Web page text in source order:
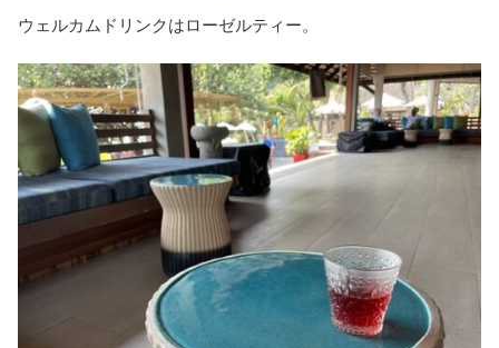
ウェルカムドリンクはローゼルティー。